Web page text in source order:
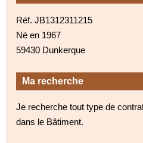
Réf. JB1312311215
Né en 1967
59430 Dunkerque
Ma recherche
Je recherche tout type de
dans le Bâtiment.